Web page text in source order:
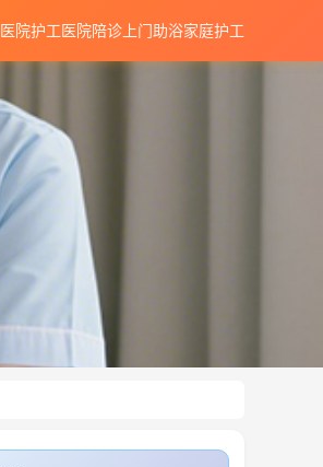
医院护工医院陪诊 上门助浴家庭护工